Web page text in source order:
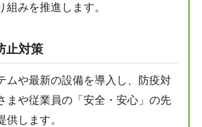
組みを推進します。
止対策
ムや最新の設備を導入し、防疫対
まや従業員の「安全・安心」の先
供します。